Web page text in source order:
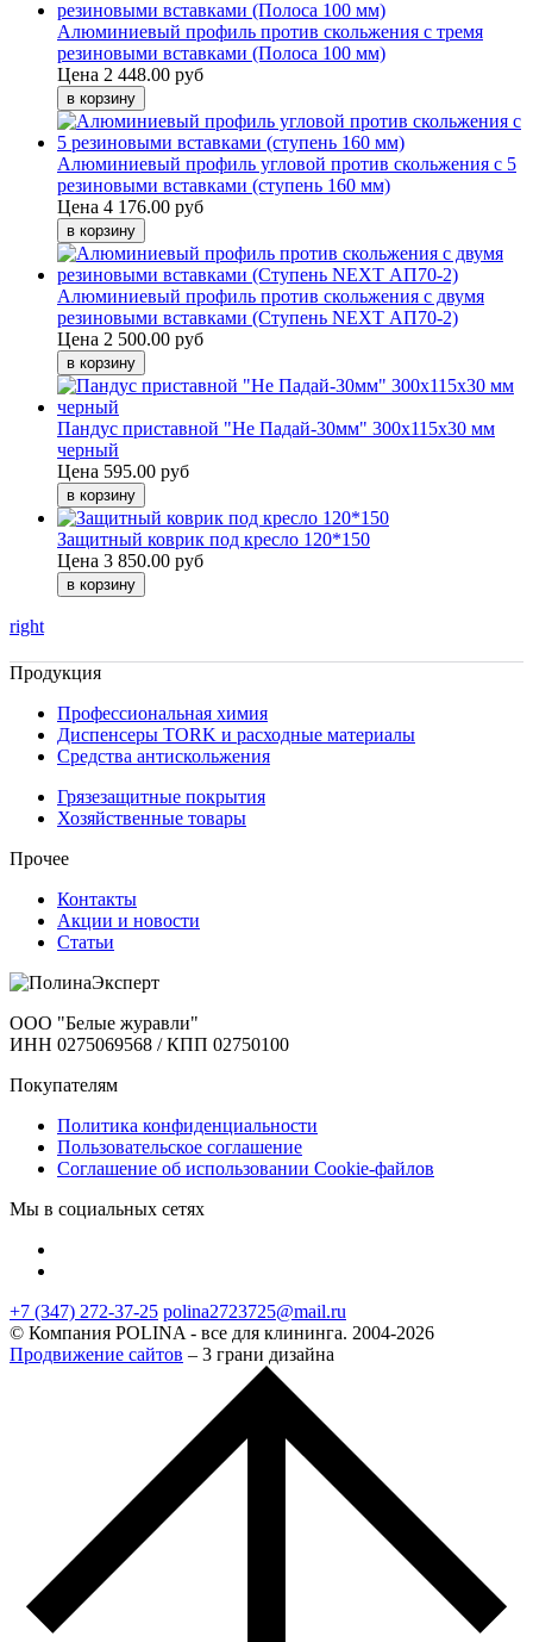
Алюминиевый профиль против скольжения с тремя
резиновыми вставками (Полоса 100 мм)
Цена 2 448.00 руб
Алюминиевый профиль угловой против скольжения с 5
резиновыми вставками (ступень 160 мм)
Цена 4 176.00 руб
Алюминиевый профиль против скольжения с двумя
резиновыми вставками (Ступень NEXT АП70-2)
Цена 2 500.00 руб
Пандус приставной "Не Падай-30мм" 300х115х30 мм
черный
Цена 595.00 руб
Защитный коврик под кресло 120*150
Цена 3 850.00 руб
right
Продукция
Профессиональная химия
Диспенсеры TORK и расходные материалы
Cредства антискольжения
Грязезащитные покрытия
Хозяйственные товары
Прочее
Контакты
Акции и новости
Статьи
ООО "Белые журавли"
ИНН 0275069568 / КПП 02750100
Покупателям
Политика конфиденциальности
Пользовательское соглашение
Соглашение об использовании Cookie-файлов
Мы в социальных сетях
+7 (347) 272-37-25 polina2723725@mail.ru
© Компания POLINA - все для клининга. 2004-2026
Продвижение сайтов – 3 грани дизайна